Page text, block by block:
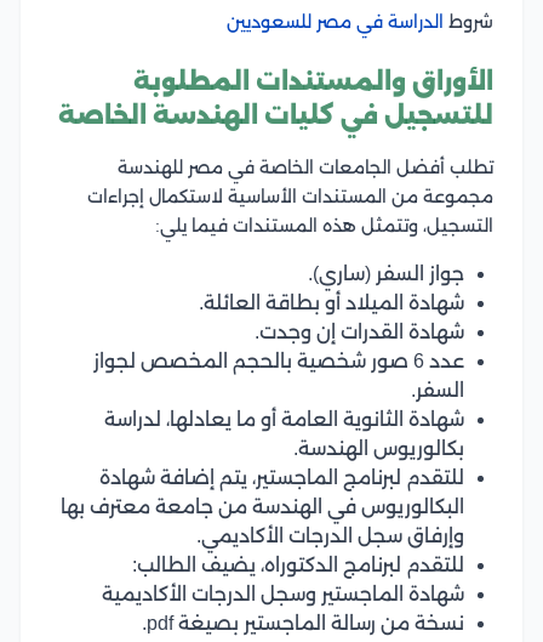
شروط الدراسة في مصر للسعوديين
الأوراق والمستندات المطلوبة
للتسجيل في كليات الهندسة الخاصة
تطلب أفضل الجامعات الخاصة في مصر للهندسة
مجموعة من المستندات الأساسية لاستكمال إجراءات
التسجيل، وتتمثل هذه المستندات فيما يلي:
جواز السفر (ساري).
شهادة الميلاد أو بطاقة العائلة.
شهادة القدرات إن وجدت.
عدد 6 صور شخصية بالحجم المخصص لجواز
السفر.
شهادة الثانوية العامة أو ما يعادلها، لدراسة
بكالوريوس الهندسة.
للتقدم لبرنامج الماجستير، يتم إضافة شهادة
البكالوريوس في الهندسة من جامعة معترف بها
وإرفاق سجل الدرجات الأكاديمي.
للتقدم لبرنامج الدكتوراه، يضيف الطالب:
شهادة الماجستير وسجل الدرجات الأكاديمية
نسخة من رسالة الماجستير بصيغة pdf.